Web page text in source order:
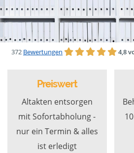
372 Bewertungen 4,8
Preiswert
Altakten entsorgen
mit Sofortabholung -
nur ein Termin & alles
ist erledigt